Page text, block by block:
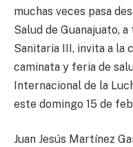
muchas veces pasa
Salud de Guanajuato,
Sanitaria III, invita a la
caminata y feria de
Internacional de la
este domingo 15 de
Juan Jesús Martínez